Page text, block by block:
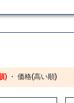
) ・ 価格(高い順)